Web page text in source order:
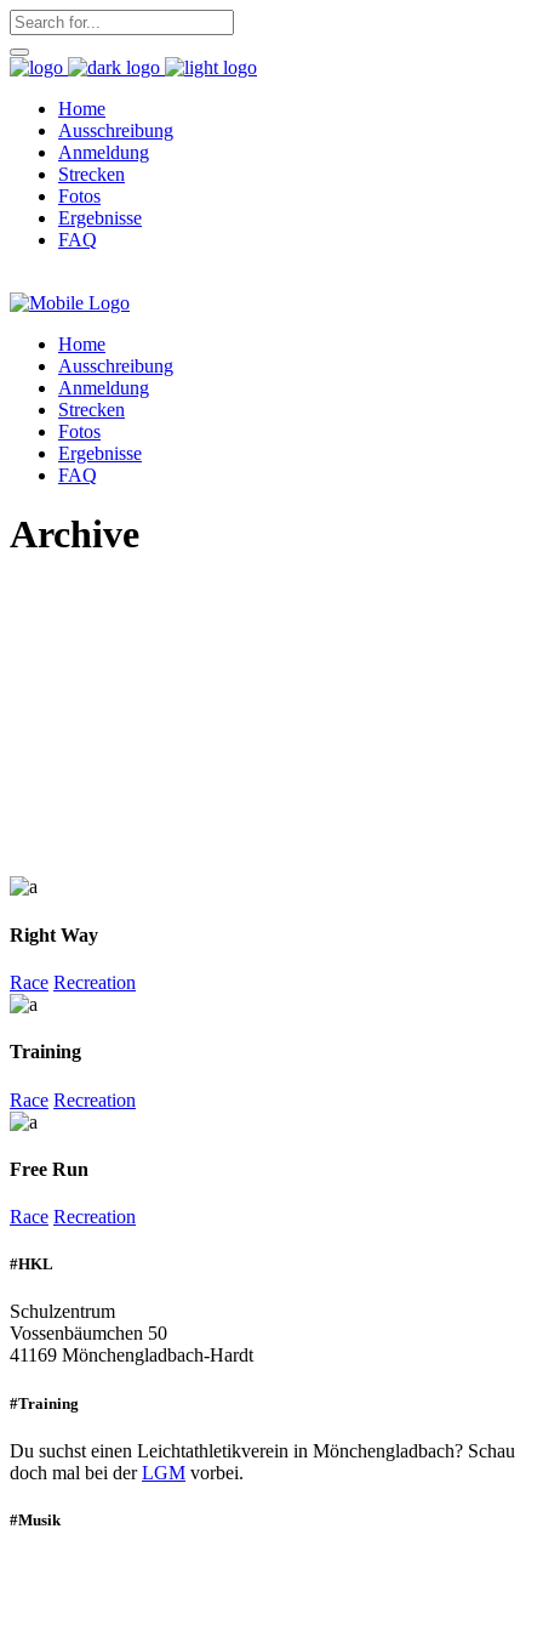
Home
Ausschreibung
Anmeldung
Strecken
Fotos
Ergebnisse
FAQ
Home
Ausschreibung
Anmeldung
Strecken
Fotos
Ergebnisse
FAQ
Archive
Right Way
Race Recreation
Training
Race Recreation
Free Run
Race Recreation
#HKL
Schulzentrum
Vossenbäumchen 50
41169 Mönchengladbach-Hardt
#Training
Du suchst einen Leichtathletikverein in Mönchengladbach? Schau
doch mal bei derLGM vorbei.
#Musik